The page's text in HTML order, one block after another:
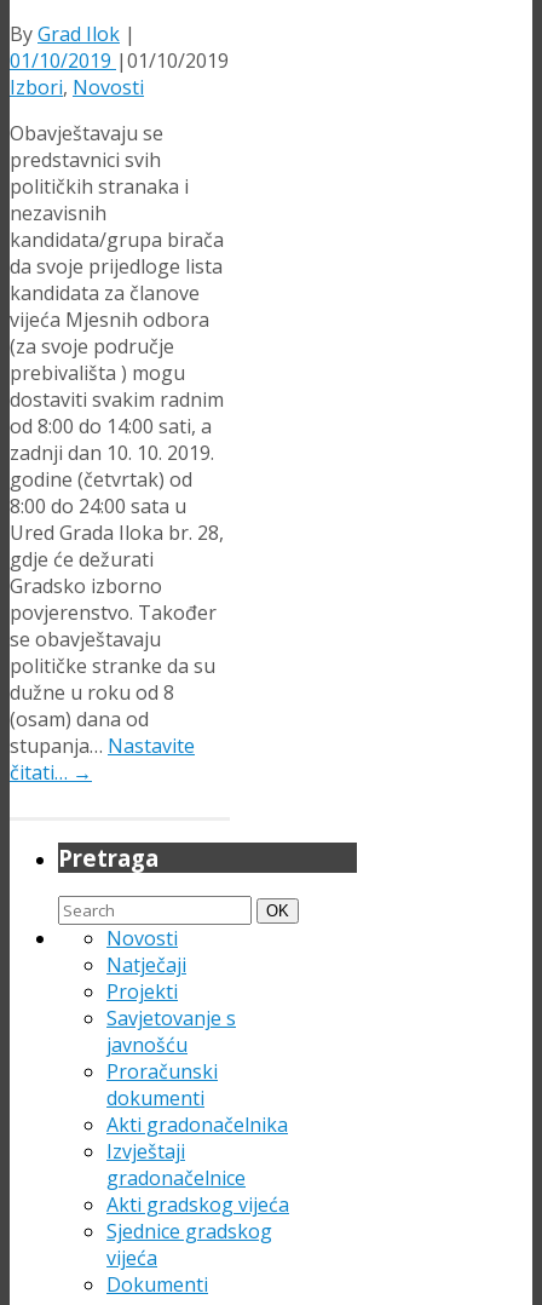
ByGrad Ilok |
01/10/2019 |01/10/2019
Izbori, Novosti
Obavještavaju se
predstavnici svih
političkih stranaka i
nezavisnih
kandidata/grupa birača
da svoje prijedloge lista
kandidata za članove
vijeća Mjesnih odbora
(za svoje područje
prebivališta ) mogu
dostaviti svakim radnim
od 8:00 do 14:00 sati, a
zadnji dan 10. 10. 2019.
godine (četvrtak) od
8:00 do 24:00 sata u
Ured Grada Iloka br. 28,
gdje će dežurati
Gradsko izborno
povjerenstvo. Također
se obavještavaju
političke stranke da su
dužne u roku od 8
(osam) dana od
stupanja… Nastavite
čitati… →
Pretraga
Search
for:
Search
OK
Novosti
Natječaji
Projekti
Savjetovanje s
javnošću
Proračunski
dokumenti
Akti gradonačelnika
Izvještaji
gradonačelnice
Akti gradskog vijeća
Sjednice gradskog
vijeća
Dokumenti